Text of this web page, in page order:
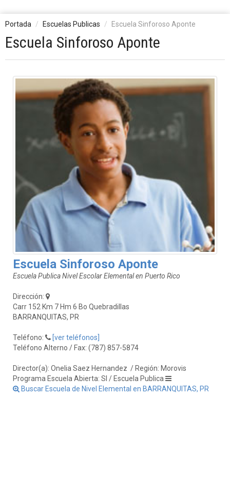
Portada Escuelas Publicas Escuela Sinforoso Aponte
Escuela Sinforoso Aponte
Escuela Sinforoso Aponte
Escuela Publica Nivel Escolar Elemental en Puerto Rico
Dirección:
Carr 152 Km 7 Hm 6 Bo Quebradillas
BARRANQUITAS, PR
Teléfono:
[ver teléfonos]
Teléfono Alterno / Fax: (787) 857-5874
Director(a): Onelia Saez Hernandez / Región: Morovis
Programa Escuela Abierta: SI / Escuela Publica
Buscar Escuela de Nivel Elemental en BARRANQUITAS, PR